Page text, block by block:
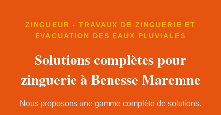
ZINGUEUR - TRAVAUX DE ZINGUERIE ET
ÉVACUATION DES EAUX PLUVIALES
Solutions complètes pour
zinguerie à Benesse Maremne
Nous proposons une gamme complète de solutions.